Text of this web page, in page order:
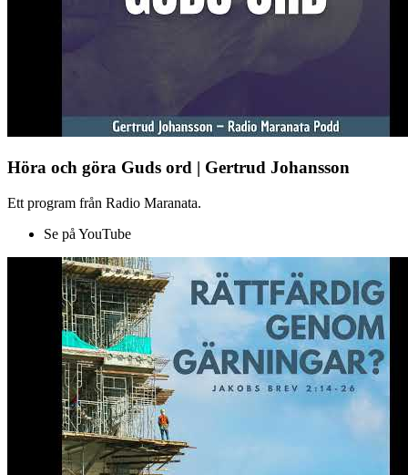
Höra och göra Guds ord | Gertrud Johansson
Ett program från Radio Maranata.
Se på YouTube